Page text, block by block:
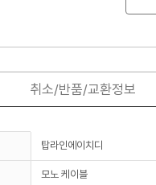
취소/반품/교환정보
탑라인에이치디
모노 케이블